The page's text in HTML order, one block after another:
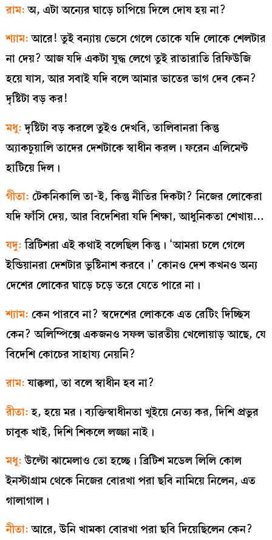
রাম:অ, এটা অন্যের ঘাড়ে চাপিয়ে দিলে দোষ হয় না?
শ্যাম:আরে! তুই বন্যায় ভেসে গেলে তোকে যদি লোকে শেলটার
না দেয়? আজ যদি একটা যুদ্ধ লেগে তুই রাতারাতি রিফিউজি
হয়ে যাস, আর সবাই যদি বলে আমার ভাতের ভাগ দেব কেন?
দৃষ্টিটা বড় কর!
মধু:দৃষ্টিটা বড় করলে তুইও দেখবি, তালিবানরা কিন্তু
অ্যাকচুয়ালি তাদের দেশটাকে স্বাধীন করল। ফরেন এলিমেন্ট
হাটিয়ে দিল।
গীতা: টেকনিকালি তা-ই, কিন্তু নীতির দিকটা? নিজের লোকেরা
যদি ফাঁসি দেয়, আর বিদেশিরা যদি শিক্ষা, আধুনিকতা শেখায়…
যদু:ব্রিটিশরা এই কথাই বলেছিল কিন্তু। ‘আমরা চলে গেলে
ইন্ডিয়ানরা দেশটার ভুষ্টিনাশ করবে।’ কোনও দেশ কখনও অন্য
দেশের লোকের ঘাড়ে চড়ে তরে যেতে পারে না।
শ্যাম: কেন পারবে না? স্বদেশের লোককে এত রেটিং দিচ্ছিস
কেন? অলিম্পিক্সে একজনও সফল ভারতীয় খেলোয়াড় আছে, যে
বিদেশি কোচের সাহায্য নেয়নি?
রাম:যাক্কলা, তা বলে স্বাধীন হব না?
রীতা:হ, হয়ে মর। ব্যক্তিস্বাধীনতা খুইয়ে নেত্য কর, দিশি প্রভুর
চাবুক খাই, দিশি শিকলে লজ্জা নাই।
মধু:উল্টো ঝামেলাও তো হচ্ছে। ব্রিটিশ মডেল লিলি কোল
ইনস্টাগ্রাম থেকে নিজের বোরখা পরা ছবি নামিয়ে নিলেন, এত
গালাগাল।
নীতা:আরে, উনি খামকা বোরখা পরা ছবি দিয়েছিলেন কেন?